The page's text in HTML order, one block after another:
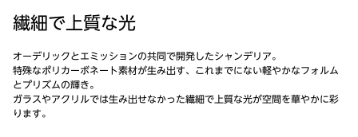
繊細で上質な光
オーデリックとエミッションの共同で開発したシャンデリア。
特殊なポリカーボネート素材が生み出す、これまでにない軽やかなフォルム
とプリズムの輝き。
ガラスやアクリルでは生み出せなかった繊細で上質な光が空間を華やかに彩
ります。